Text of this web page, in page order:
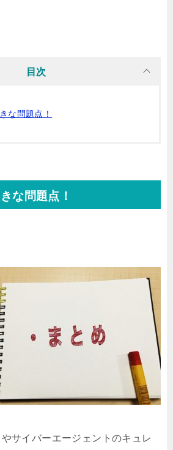
目次
な問題点！
な問題点！
サイバーエージェントのキュレ